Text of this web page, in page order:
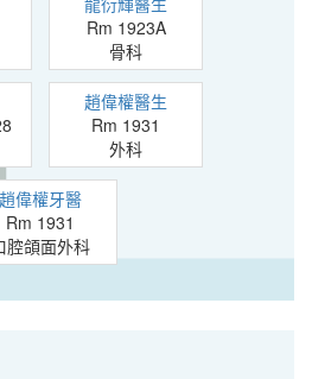
Rm 1923A
骨科
趙偉權醫生
Rm 1931
外科
趙偉權牙醫
Rm 1931
腔頜面外科